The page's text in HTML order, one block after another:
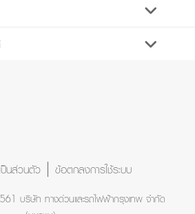
ป็นส่วนตัว ข้อตกลงการใช้ระบบ
บริษัท ทางด่วนและรถไฟฟ้ากรุงเทพ จำกัด